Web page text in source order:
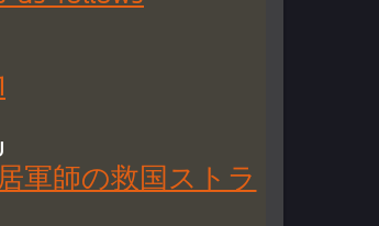
軍師の救国ストラ